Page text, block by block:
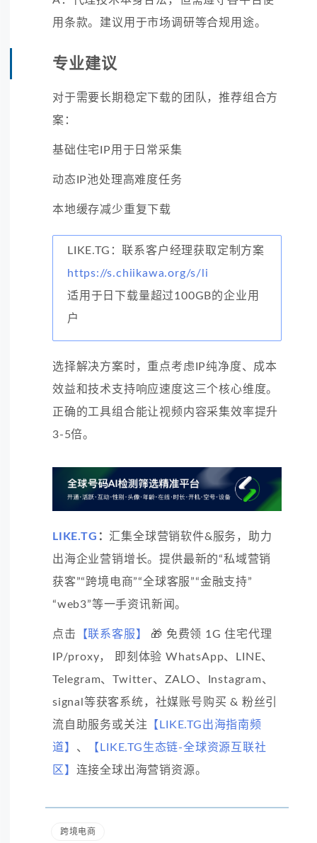
用条款。建议用于市场调研等合规用途。
专业建议
对于需要长期稳定下载的团队，推荐组合方
案：
基础住宅IP用于日常采集
动态IP池处理高难度任务
本地缓存减少重复下载
LIKE.TG：联系客户经理获取定制方案
https://s.chiikawa.org/s/li
适用于日下载量超过100GB的企业用
户
选择解决方案时，重点考虑IP纯净度、成本
效益和技术支持响应速度这三个核心维度。
正确的工具组合能让视频内容采集效率提升
3-5倍。
LIKE.TG ： 汇集全球营销软件&服务，助力
出海企业营销增长。提供最新的“私域营销
获客”“跨境电商”“全球客服”“金融支持”
“web3”等一手资讯新闻。
点击 【联系客服】
🎁 免费领 1G 住宅代理
IP/proxy， 即刻体验 WhatsApp、LINE、
Telegram、Twitter、ZALO、Instagram、
signal等获客系统，社媒账号购买 & 粉丝引
流自助服务或关注 【LIKE.TG出海指南频
道】 、
【LIKE.TG生态链-全球资源互联社
区】 连接全球出海营销资源。
跨境电商